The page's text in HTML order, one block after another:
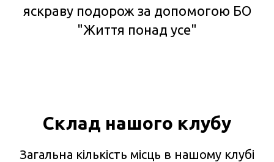
яскраву подорож за допомогою БО
"Життя понад усе"
Склад нашого клубу
Загальна кількість місць в нашому клубі